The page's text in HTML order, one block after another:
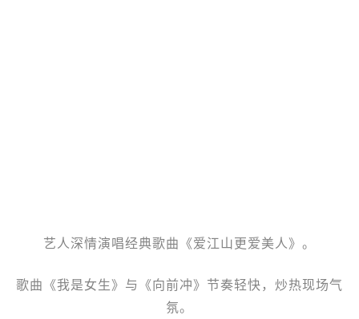
艺人深情演唱经典歌曲《爱江山更爱美人》。
歌曲《我是女生》与《向前冲》节奏轻快，炒热现场气
氛。